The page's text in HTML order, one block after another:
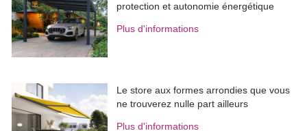
protection et autonomie énergétique
Plus d'informations
Le store aux formes arrondies que vous
ne trouverez nulle part ailleurs
Plus d'informations